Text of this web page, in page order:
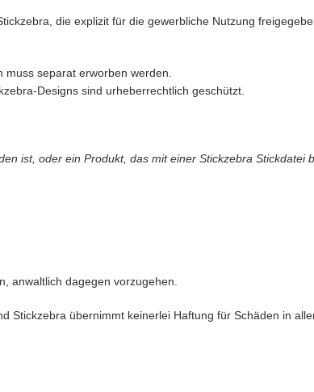
die explizit für die gewerbliche Nutzung
muss separat erworben werden.
Designs sind urheberrechtlich geschützt.
ist, oder ein Produkt, das mit einer Stickzebra Stickdatei
anwaltlich dagegen vorzugehen.
Stickzebra übernimmt keinerlei Haftung für Schäden in